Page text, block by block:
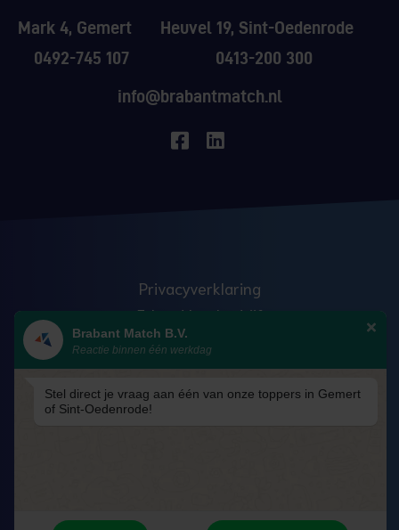
Mark 4, Gemert
0492-745 107
Heuvel 19, Sint-Oedenrode
0413-200 300
info@brabantmatch.nl
Privacyverklaring
Erkend leerbedrijf
Anti discriminatie
Veelgestelde vragen
Blog
Brabant Match B.V.
Reactie binnen één werkdag
Stel direct je vraag aan één van onze toppers in Gemert
of Sint-Oedenrode!